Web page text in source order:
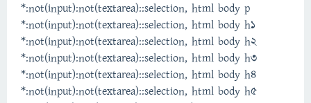
*:not(input):not(textarea)::selection, html body p
*:not(input):not(textarea)::selection, html body h1
*:not(input):not(textarea)::selection, html body h2
*:not(input):not(textarea)::selection, html body h3
*:not(input):not(textarea)::selection, html body h4
*:not(input):not(textarea)::selection, html body h5